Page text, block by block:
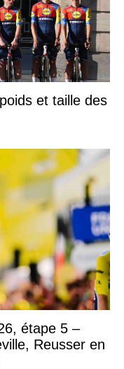
et taille des
étape 5 –
Reusser en